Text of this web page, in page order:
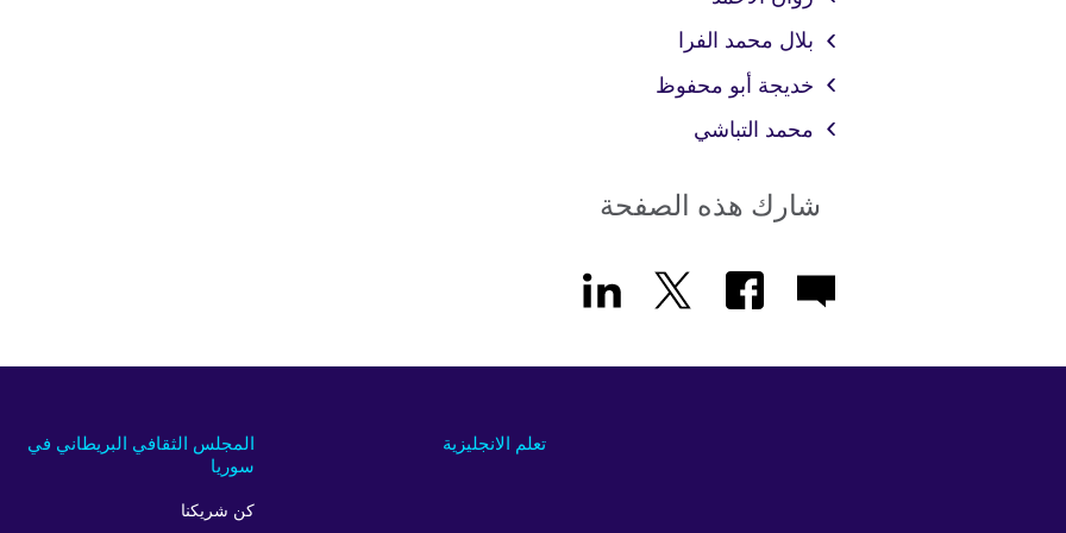
بلال محمد الفرا
خديجة أبو محفوظ
محمد التباشي
شارك هذه الصفحة
المجلس الثقافي البريطاني في
سوريا
كن شريكنا
تعلم الانجليزية